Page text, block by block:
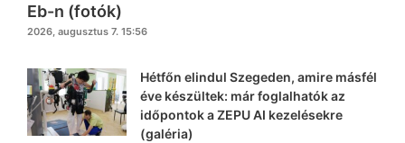
Eb-n (fotók)
2026, augusztus 7. 15:56
Hétfőn elindul Szegeden, amire másfél
éve készültek: már foglalhatók az
időpontok a ZEPU AI kezelésekre
(galéria)